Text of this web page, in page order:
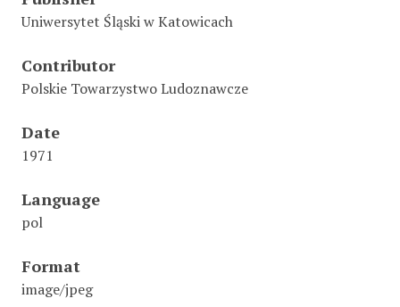
Uniwersytet Śląski w Katowicach
Contributor
Polskie Towarzystwo Ludoznawcze
Date
1971
Language
pol
Format
image/jpeg